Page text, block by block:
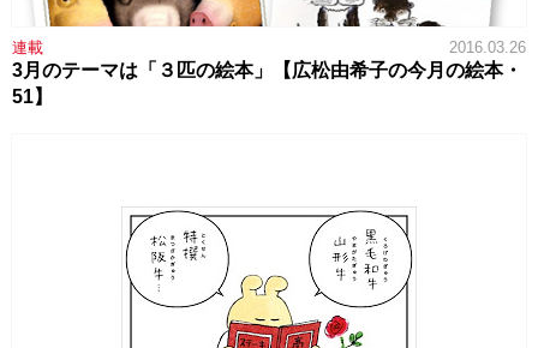
連載 2016.03.26
3月のテーマは「３匹の絵本」【広松由希子の今月の絵本・
51】